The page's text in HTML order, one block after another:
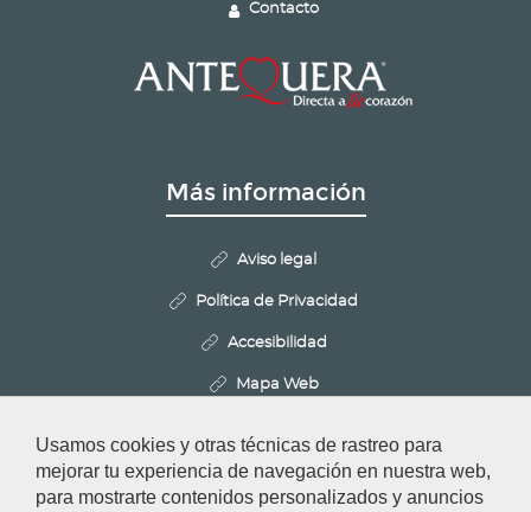
Usamos cookies y otras técnicas de rastreo para
mejorar tu experiencia de navegación en nuestra web,
para mostrarte contenidos personalizados y anuncios
Contacto
Más información
Aviso legal
Política de Privacidad
Accesibilidad
Mapa Web
Configurar cookies